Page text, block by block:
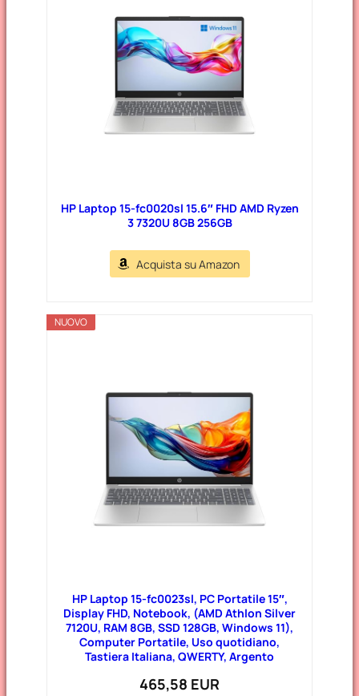
r
e
HP Laptop 15-fc0020sl 15.6″ FHD AMD Ryzen
3 7320U 8GB 256GB
Acquista su Amazon
NUOVO
HP Laptop 15-fc0023sl, PC Portatile 15″,
Display FHD, Notebook, (AMD Athlon Silver
7120U, RAM 8GB, SSD 128GB, Windows 11),
Computer Portatile, Uso quotidiano,
Tastiera Italiana, QWERTY, Argento
465,58 EUR